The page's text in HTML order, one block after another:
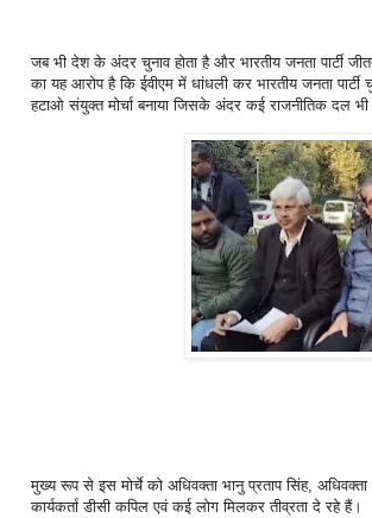
जब भी देश के अंदर चुनाव होता है और भारतीय जनता पार्टी
का यह आरोप है कि ईवीएम में धांधली कर भारतीय जनता
हटाओ संयुक्त मोर्चा बनाया जिसके अंदर कई राजनीतिक दल भी
मुख्य रूप से इस मोर्चे को अधिवक्ता भानु प्रताप सिंह, अधिवक्ता
कार्यकर्ता डीसी कपिल एवं कई लोग मिलकर तीव्रता दे रहे हैं।